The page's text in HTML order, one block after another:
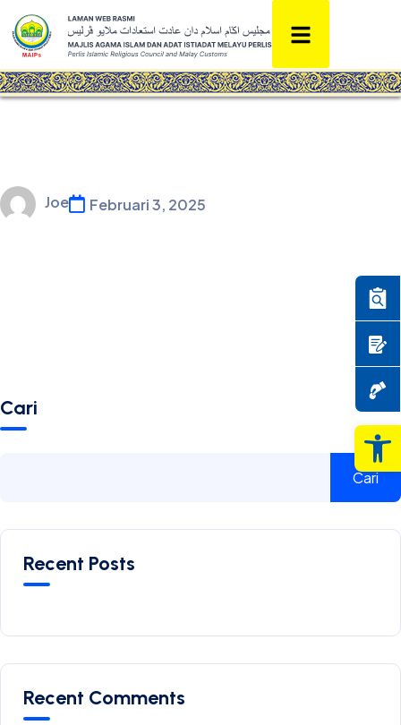
Joe Februari 3, 2025
Cari
Cari
Recent Posts
Recent Comments